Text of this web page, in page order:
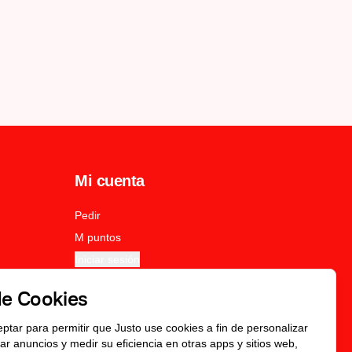
Mi cuenta
Pedir
M puntos
Cookies
para permitir que Justo use cookies a fin de personalizar
anuncios y medir su eficiencia en otras apps y sitios web,